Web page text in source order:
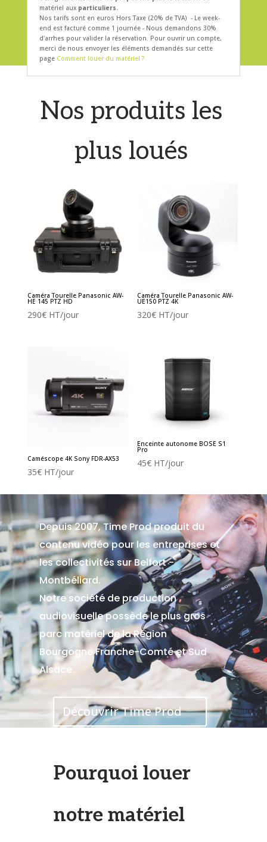
matériel auxparticuliers.
Nos tarifs sont en euros Hors Taxe (20% de TVA) - Le week-
end est facturé comme 1 journée - Nous demandons 30%
d'arrhes pour valider la réservation. Pour ouvrir un compte,
merci de nous envoyer les éléments demandés sur cette
page Comment louer du matériel ?
Nos produits les
plus loués
Caméra Tourelle Panasonic AW-
HE 145 PTZ HD
290€ HT/jour
Caméra Tourelle Panasonic AW-
UE150 PTZ 4K
320€HT/jour
Caméscope 4K Sony FDR-AX53
35€ HT/jour
Enceinte autonome BOSE S1
Pro
45€HT/jour
Depuis 2007, Time Prod produit du
contenu vidéo pour les entreprises et
les collectivités sur Belfort -
Montbéliard.
Notre société de production
audiovisuelle possède le plus gros
parc matériel de la Région
Bourgogne Franche-Comté et Sud
Alsace.
Découvrir Time Prod
Pourquoi louer
notre matériel